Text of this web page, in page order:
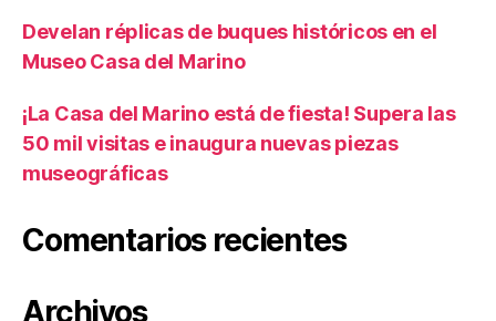
Develan réplicas de buques históricos en el
Museo Casa del Marino
¡La Casa del Marino está de fiesta! Supera las
50 mil visitas e inaugura nuevas piezas
museográficas
Comentarios recientes
Archivos